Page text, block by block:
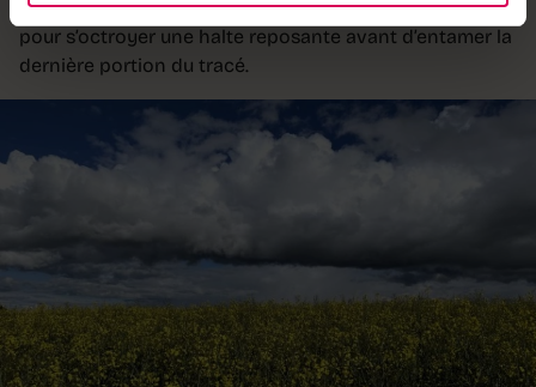
Neuchâtel ainsi que sur la chaîne du Jura. L’endroit idéal
pour s’octroyer une halte reposante avant d’entamer la
dernière portion du tracé.